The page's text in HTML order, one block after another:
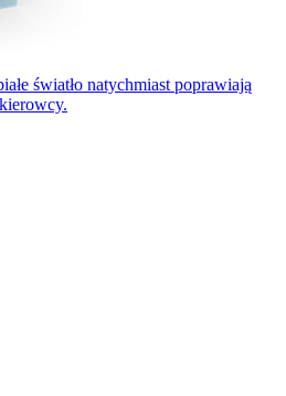
światło natychmiast poprawiają